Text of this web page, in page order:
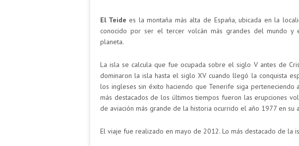
El Teide es la montaña más alta de España, ubicada en la
conocido por ser el tercer volcán más grandes del mundo y
planeta.
La isla se calcula que fue ocupada sobre el siglo V antes de
dominaron la isla hasta el siglo XV cuando llegó la conquista
los ingleses sin éxito haciendo que Tenerife siga perteneciendo
más destacados de los últimos tiempos fueron las erupciones
de aviación más grande de la historia ocurrido el año 1977 en su
El viaje fue realizado en mayo de 2012. Lo más destacado de la